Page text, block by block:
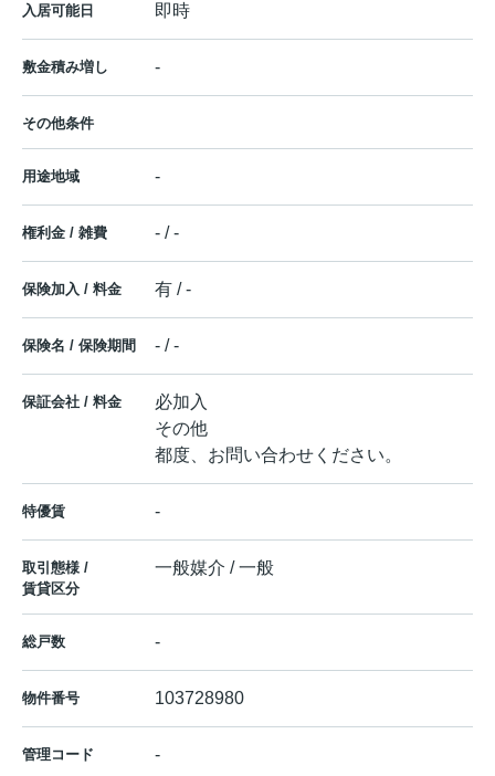
入居可能日 即時
敷金積み増し -
その他条件
用途地域 -
権利金 / 雑費 - / -
保険加入 / 料金 有 / -
保険名 / 保険期間 - / -
保証会社 / 料金
必加入
その他
都度、お問い合わせください。
特優賃 -
取引態様 /
賃貸区分
一般媒介 / 一般
総戸数 -
物件番号 103728980
管理コード -